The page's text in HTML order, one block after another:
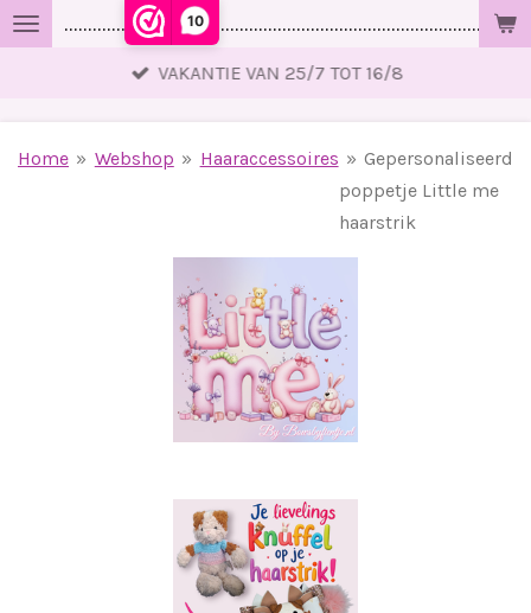
10
Ga
hoofdinhoud
VAKANTIE VAN 25/7 TOT 16/8
Home » Webshop » Haaraccessoires » Gepersonaliseerd
poppetje Little me
haarstrik